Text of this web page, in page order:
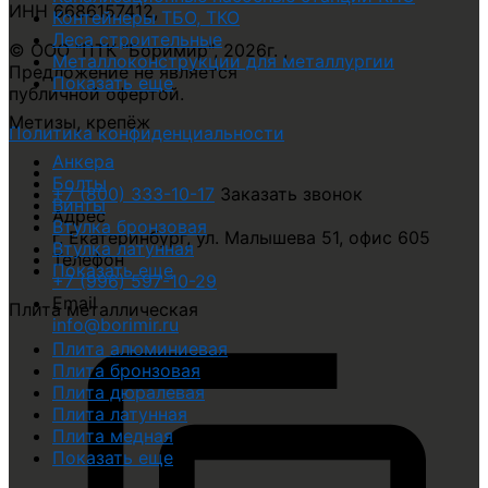
Контейнеры ТБО, ТКО
Леса строительные
Металлоконструкции для металлургии
Показать еще
Метизы, крепёж
Анкера
Болты
Винты
Втулка бронзовая
Втулка латунная
Показать еще
Плита металлическая
Плита алюминиевая
Плита бронзовая
Плита дюралевая
Плита латунная
Плита медная
Показать еще
ИНН 6686157412,
© ООО "ПТК "Боримир", 2026г. ,
Предложение не является
публичной офертой.
Политика конфиденциальности
+7 (800) 333-10-17 Заказать звонок
Адрес
г. Екатеринбург, ул. Малышева 51, офис 605
Телефон
+7 (996) 597-10-29
Email
info@borimir.ru